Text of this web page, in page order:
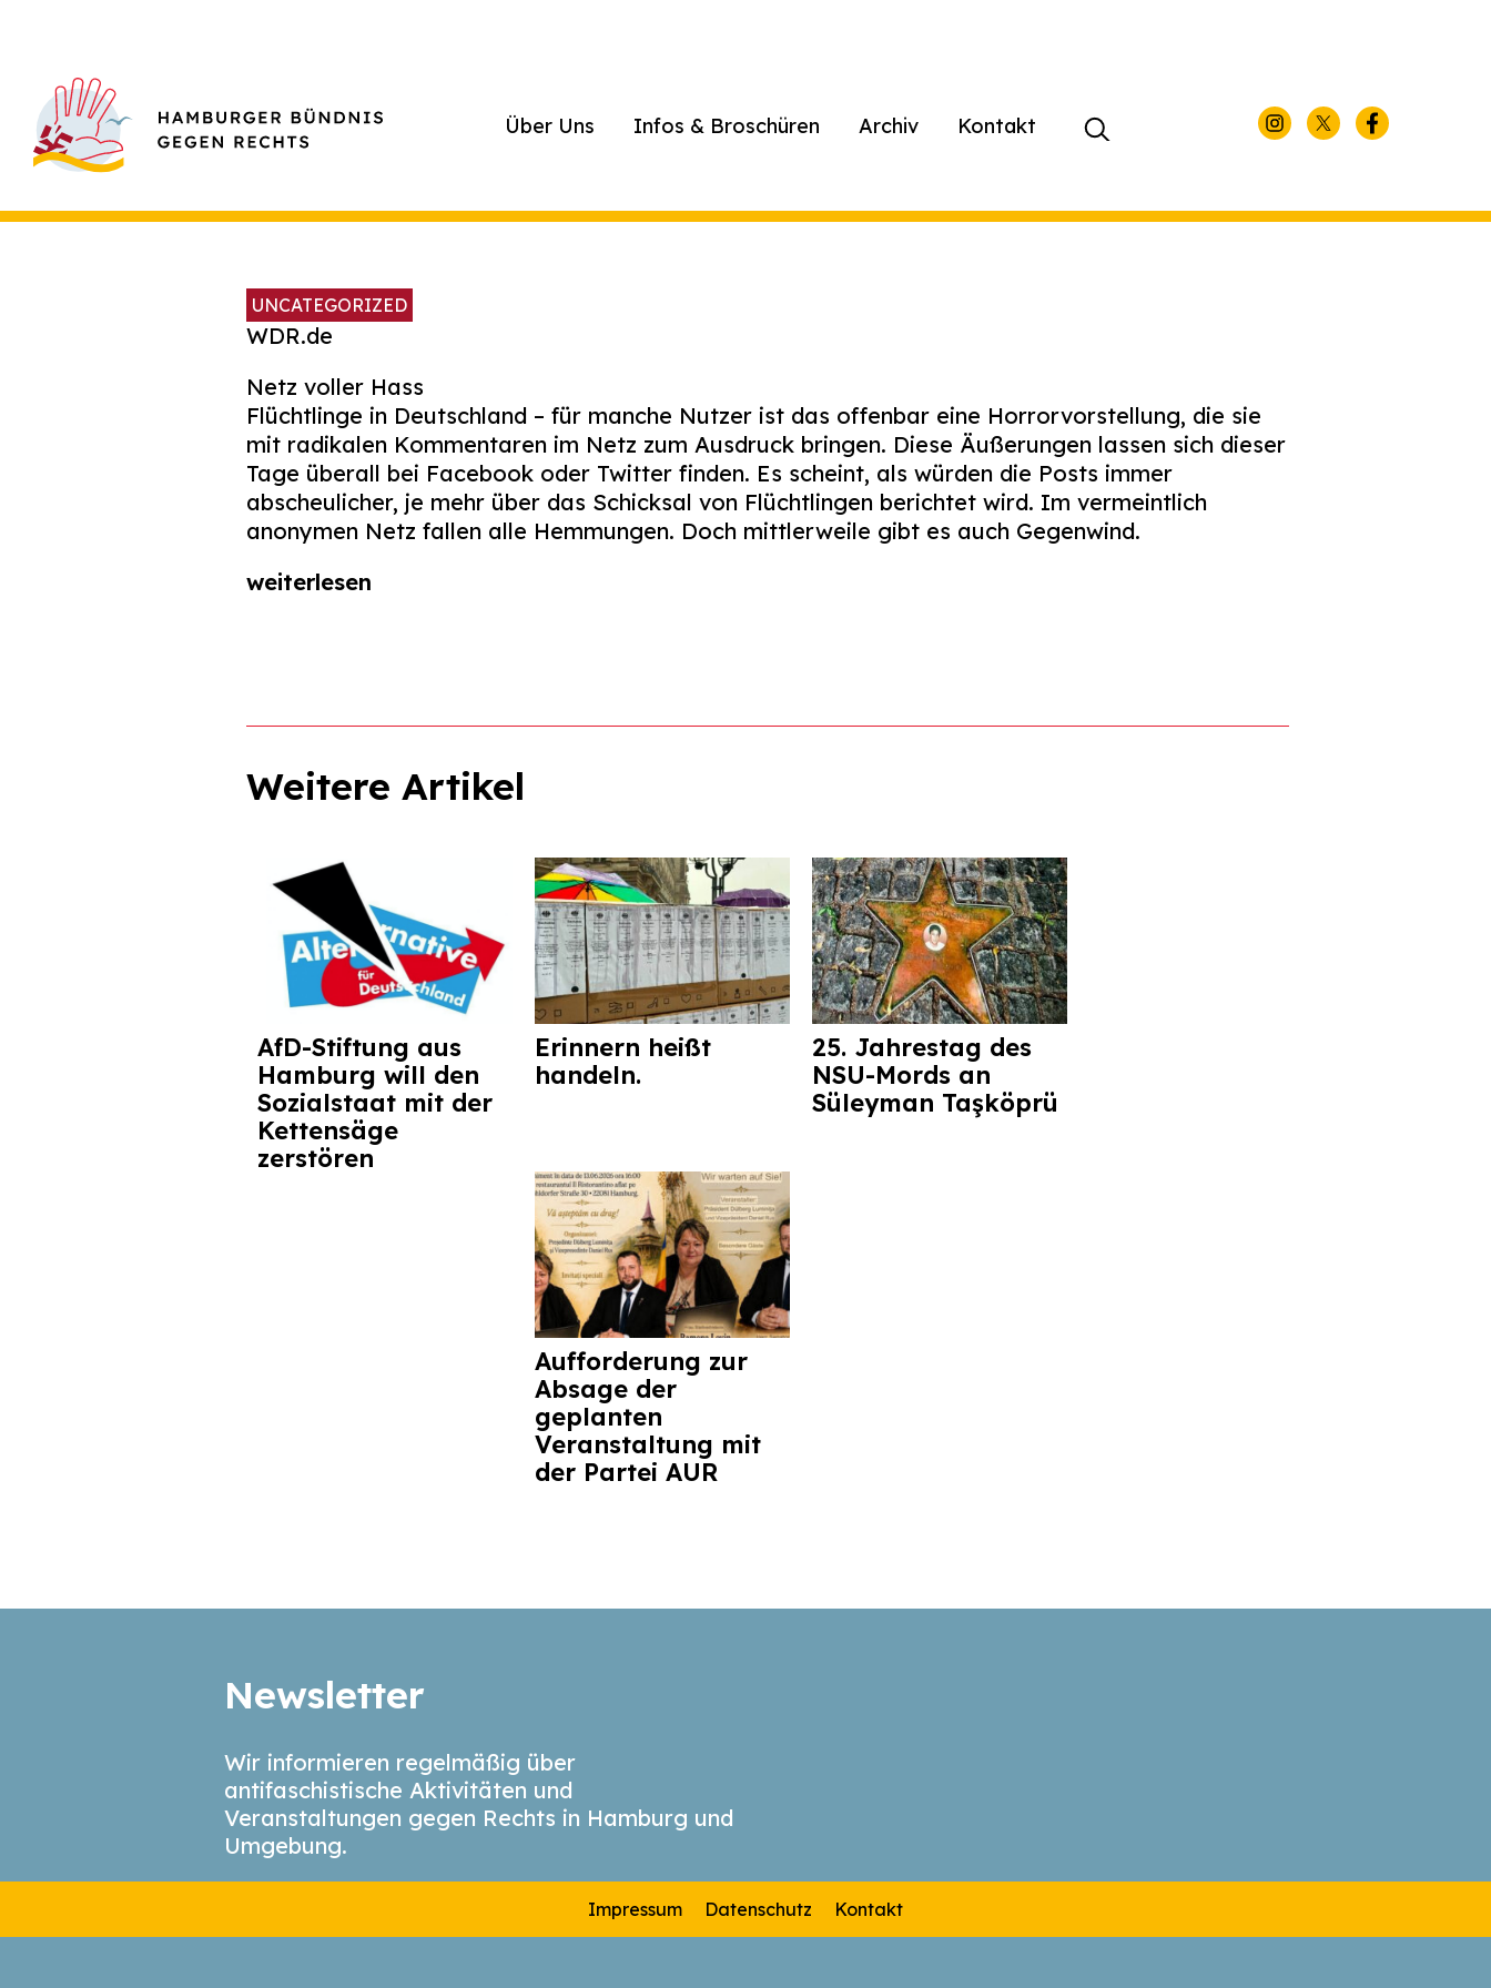
Über Uns Infos & Broschüren Archiv KontaktSuchen
UNCATEGORIZED
WDR.de
Netz voller Hass
Flüchtlinge in Deutschland – für manche Nutzer ist das offenbar eine Horrorvorstellung, die sie
mit radikalen Kommentaren im Netz zum Ausdruck bringen. Diese Äußerungen lassen sich dieser
Tage überall bei Facebookoder Twitter finden. Es scheint, als würden die Posts immer
abscheulicher, je mehr über das Schicksal von Flüchtlingen berichtet wird. Im vermeintlich
anonymen Netz fallen alle Hemmungen. Doch mittlerweile gibt es auch Gegenwind.
weiterlesen
Weitere Artikel
AfD-Stiftung aus
Hamburg will den
Sozialstaat mit der
Kettensäge
zerstören
Erinnern heißt
handeln.
25. Jahrestag des
NSU-Mords an
Süleyman Taşköprü
Aufforderung zur
Absage der
geplanten
Veranstaltung mit
der Partei AUR
Newsletter
Wir informieren regelmäßig über
antifaschistische Aktivitäten und
Veranstaltungen gegen Rechts in Hamburg und
Umgebung.
Impressum Datenschutz Kontakt